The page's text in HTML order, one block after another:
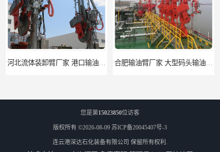
河北流体装卸臂厂家 港口输油臂 节能环保 合肥输油臂厂家 大型码头输油臂 输油臂安装
您是第15023850位访客
版权所有 ©2026-08-09 苏ICP备20045407号-3
连云港深达石化装备有限公司 保留所有权利.